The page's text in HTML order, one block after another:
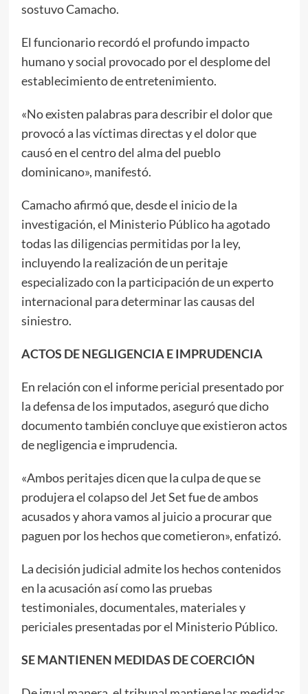
sostuvo Camacho.
El funcionario recordó el profundo impacto
humano y social provocado por el desplome del
establecimiento de entretenimiento.
«No existen palabras para describir el dolor que
provocó a las víctimas directas y el dolor que
causó en el centro del alma del pueblo
dominicano», manifestó.
Camacho afirmó que, desde el inicio de la
investigación, el Ministerio Público ha agotado
todas las diligencias permitidas por la ley,
incluyendo la realización de un peritaje
especializado con la participación de un experto
internacional para determinar las causas del
siniestro.
ACTOS DE NEGLIGENCIA E IMPRUDENCIA
En relación con el informe pericial presentado por
la defensa de los imputados, aseguró que dicho
documento también concluye que existieron actos
de negligencia e imprudencia.
«Ambos peritajes dicen que la culpa de que se
produjera el colapso del Jet Set fue de ambos
acusados y ahora vamos al juicio a procurar que
paguen por los hechos que cometieron», enfatizó.
La decisión judicial admite los hechos contenidos
en la acusación así como las pruebas
testimoniales, documentales, materiales y
periciales presentadas por el Ministerio Público.
SE MANTIENEN MEDIDAS DE COERCIÓN